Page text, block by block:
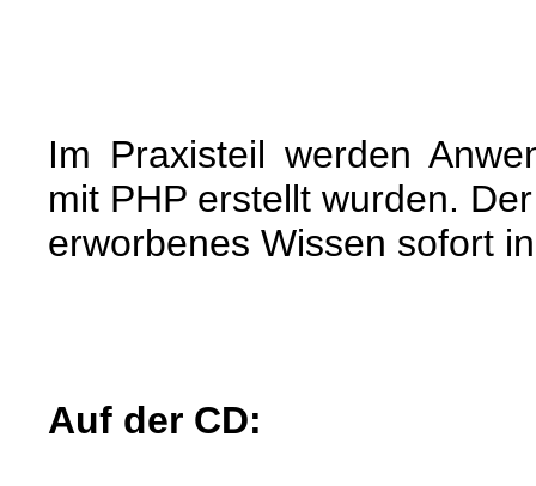
Im Praxisteil werden
mit PHP erstellt wurden.
erworbenes Wissen sofort
Auf der CD: